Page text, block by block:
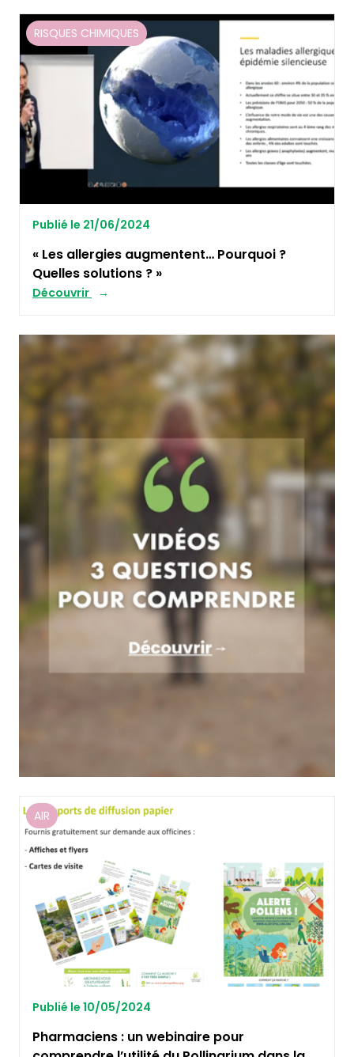
RISQUES CHIMIQUES
Publié le 21/06/2024
« Les allergies augmentent… Pourquoi ?
Quelles solutions ? »
Découvrir
AIR
Publié le 10/05/2024
Pharmaciens : un webinaire pour